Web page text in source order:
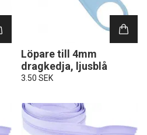
Löpare till 4mm
dragkedja, ljusblå
3.50 SEK